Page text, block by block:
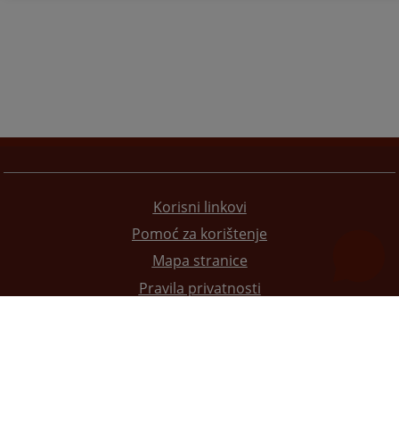
Korisni linkovi
Pomoć za korištenje
Mapa stranice
Pravila privatnosti